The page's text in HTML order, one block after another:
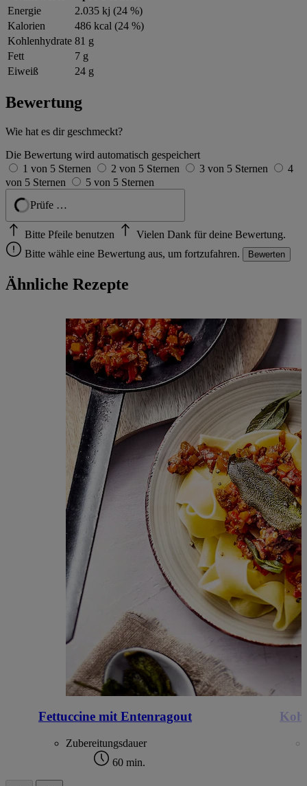
Energie
2.035 kj (24 %)
Kalorien
486 kcal (24 %)
Kohlenhydrate 81 g
Fett
7 g
Eiweiß
24 g
Bewertung
Wie hat es dir geschmeckt?
Die Bewertung wird automatisch gespeichert
1 von 5 Sternen
2 von 5 Sternen 3 von 5 Sternen
4
von 5 Sternen
5 von 5 Sternen
Geprüft
Bitte Pfeile benutzen
Vielen Dank für deine Bewertung.
Bitte wähle eine Bewertung aus, um fortzufahren.
Bewerten
Ähnliche Rezepte
Fettuccine mit Entenragout
Zubereitungsdauer
60 min.